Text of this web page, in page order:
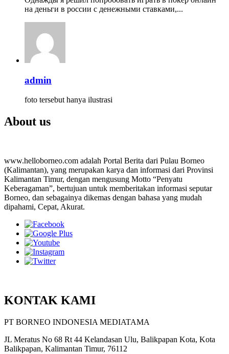
на деньги в россии с денежными ставками,...
admin
foto tersebut hanya ilustrasi
About us
www.helloborneo.com adalah Portal Berita dari Pulau Borneo
(Kalimantan), yang merupakan karya dan informasi dari Provinsi
Kalimantan Timur, dengan mengusung Motto “Penyatu
Keberagaman”, bertujuan untuk memberitakan informasi seputar
Borneo, dan sebagainya dikemas dengan bahasa yang mudah
dipahami, Cepat, Akurat.
KONTAK KAMI
PT BORNEO INDONESIA MEDIATAMA
JL Meratus No 68 Rt 44 Kelandasan Ulu, Balikpapan Kota, Kota
Balikpapan, Kalimantan Timur, 76112